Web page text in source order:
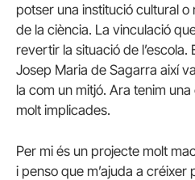
potser una institució cultural
de la ciència. La vinculació
revertir la situació de l’escola.
Josep Maria de Sagarra així
la com un mitjó. Ara tenim
molt implicades.
Per mi és un projecte molt
i penso que m’ajuda a créixer